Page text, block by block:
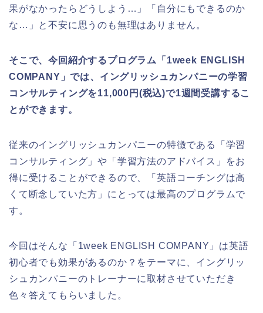
果がなかったらどうしよう…」「自分にもできるのか
な…」と不安に思うのも無理はありません。
そこで、今回紹介するプログラム「1week ENGLISH
COMPANY」では、イングリッシュカンパニーの学習
コンサルティングを11,000円(税込)で1週間受講するこ
とができます。
従来のイングリッシュカンパニーの特徴である「学習
コンサルティング」や「学習方法のアドバイス」をお
得に受けることができるので、「英語コーチングは高
くて断念していた方」にとっては最高のプログラムで
す。
今回はそんな「1week ENGLISH COMPANY」は英語
初心者でも効果があるのか？をテーマに、イングリッ
シュカンパニーのトレーナーに取材させていただき
色々答えてもらいました。